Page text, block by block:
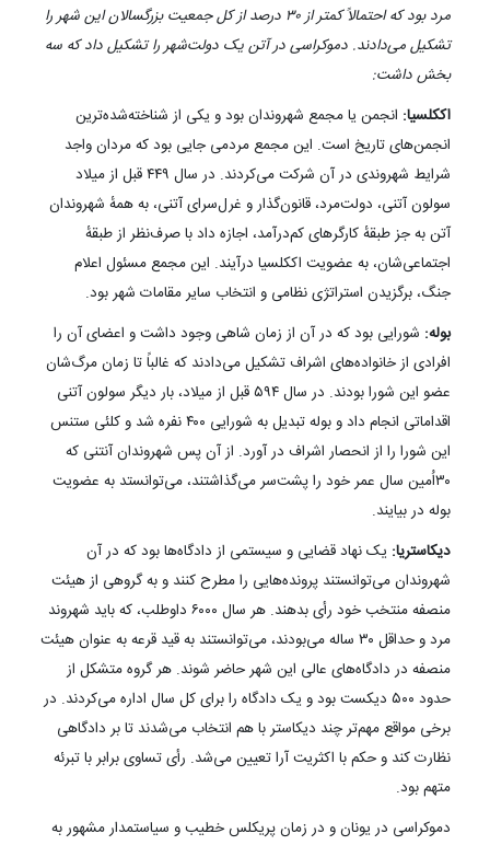
مرد بود که احتمالاً کمتر از ۳۰ درصد از کل جمعیت بزرگسالان این شهر را
تشکیل می‌دادند. دموکراسی در آتن یک دولت‌شهر را تشکیل داد که سه
بخش داشت:
اککلسیا: انجمن یا مجمع شهروندان بود و یکی از شناخته‌شده‌ترین
انجمن‌های تاریخ است. این مجمع مردمی جایی بود که مردان واجد
شرایط شهروندی در آن شرکت می‌کردند. در سال ۴۴۹ قبل از میلاد
سولون آتنی، دولت‌مرد، قانون‌گذار و غرل‌سرای آتنی، به همهٔ شهروندان
آتن به جز طبقهٔ کارگرهای کم‌درآمد، اجازه داد با صرف‌نظر از طبقهٔ
اجتماعی‌شان، به عضویت اککلسیا درآیند. این مجمع مسئول اعلام
جنگ، برگزیدن استراتژی نظامی و انتخاب سایر مقامات شهر بود.
بوله: شورایی بود که در آن از زمان شاهی وجود داشت و اعضای آن را
افرادی از خانواده‌های اشراف تشکیل می‌دادند که غالباً تا زمان مرگ‌شان
عضو این شورا بودند. در سال ۵۹۴ قبل از میلاد، بار دیگر سولون آتنی
اقداماتی انجام داد و بوله تبدیل به شورایی ۴۰۰ نفره شد و کلئی ستنس
این شورا را از انحصار اشراف در آورد. از آن پس شهروندان آنتنی که
۳۰‌اُمین سال عمر خود را پشت‌سر می‌گذاشتند، می‌توانستد به عضویت
بوله در بیایند.
دیکاستریا: یک نهاد قضایی و سیستمی از دادگاه‌ها بود که در آن
شهروندان می‌توانستند پرونده‌هایی را مطرح کنند و به گروهی از هیئت
منصفه منتخب خود رأی بدهند. هر سال ۶۰۰۰ داوطلب، که باید شهروند
مرد و حداقل ۳۰ ساله می‌‌بودند، می‌توانستند به قید قرعه به عنوان هیئت
منصفه در دادگاه‌های عالی این شهر حاضر شوند. هر گروه متشکل از
حدود ۵۰۰ دیکست بود و یک دادگاه را برای کل سال اداره می‌کردند. در
برخی مواقع مهم‌تر چند دیکاستر با هم انتخاب می‌شدند تا بر دادگاهی
نظارت کند و حکم با اکثریت آرا تعیین می‌شد. رأی تساوی برابر با تبرئه
متهم بود.
دموکراسی در یونان و در زمان پریکلس خطیب و سیاستمدار مشهور به